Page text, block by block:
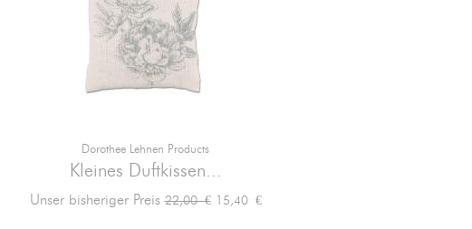
Dorothee Lehnen Products
Kleines Duftkissen...
Unser bisheriger PreisVerkaufspreis
22,00 € Preis
15,40 €
 Vorschau